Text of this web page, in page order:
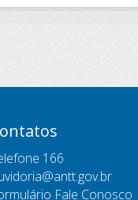
166
Fale Conosco